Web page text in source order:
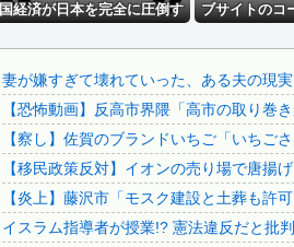
世界初の超伝導量子熱機関…燃料もピストンもな
消費税減税を閣議決定、背景に首相の財務省への
【画像】日本さん、避難所が各国と比べて優秀過
「ロシアによるハンティングだ」ドローンがウ
兄嫁「正月に帰るから、ゲームと、いいお肉と
【速報】 中国、ガチで逝く
【動画】 新型のさすまた、限界突破ｗｗｗｗｗｗ
【画像】 パッパ「妻と子供と海に来た」パシャ←
国経済が日本を完全に圧倒す
すよね・・・？」
ブサイトのコ
妻が嫌すぎて壊れていった、ある夫の現実
【恐怖動画】反高市界隈「高市の取り巻
【察し】佐賀のブランドいちご「いちご
【移民政策反対】イオンの売り場で唐揚
【炎上】藤沢市「モスク建設と土葬も許
イスラム指導者が授業!? 憲法違反だと批